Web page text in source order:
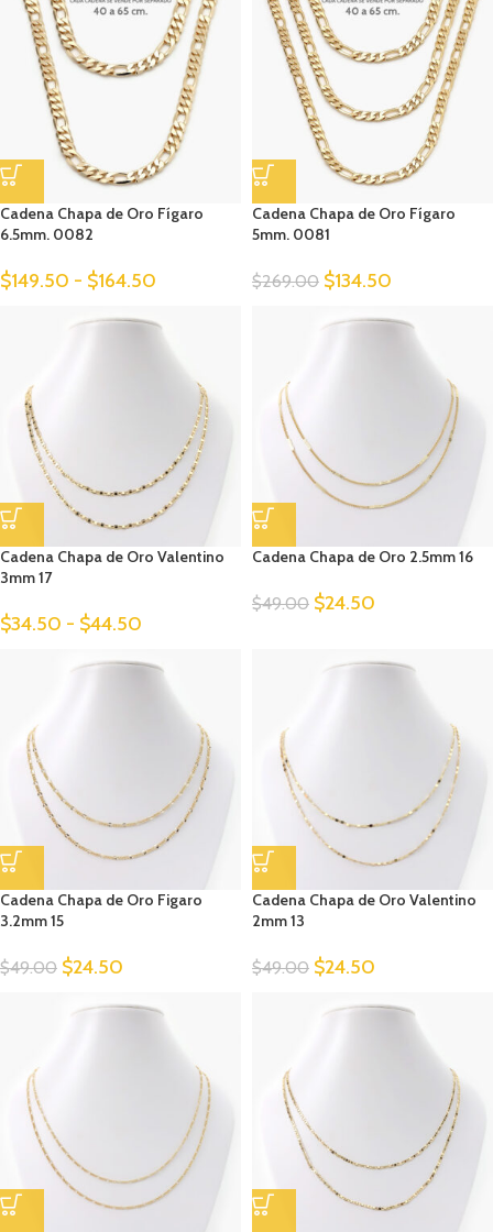
Cadena Chapa de Oro Fígaro
6.5mm. 0082
$149.50 - $164.50
Cadena Chapa de Oro Fígaro
5mm. 0081
$269.00 $134.50
Cadena Chapa de Oro Valentino
3mm 17
$34.50 - $44.50
Cadena Chapa de Oro 2.5mm 16
$49.00 $24.50
Cadena Chapa de Oro Figaro
3.2mm 15
$49.00 $24.50
Cadena Chapa de Oro Valentino
2mm 13
$49.00 $24.50